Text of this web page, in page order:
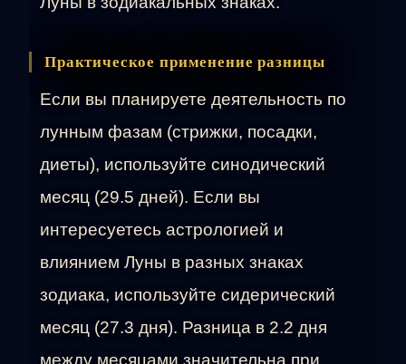
Практическое применение разницы
Если вы планируете деятельность по
лунным фазам (стрижки, посадки,
диеты), используйте синодический
месяц (29.5 дней). Если вы
интересуетесь астрологией и
влиянием Луны в разных знаках
зодиака, используйте сидерический
месяц (27.3 дня). Разница в 2.2 дня
между месяцами значительна при